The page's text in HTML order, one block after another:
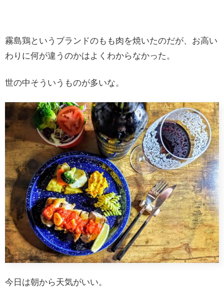
霧島鶏というブランドのもも肉を焼いたのだが、お高い
わりに何が違うのかはよくわからなかった。
世の中そういうものが多いな。
今日は朝から天気がいい。